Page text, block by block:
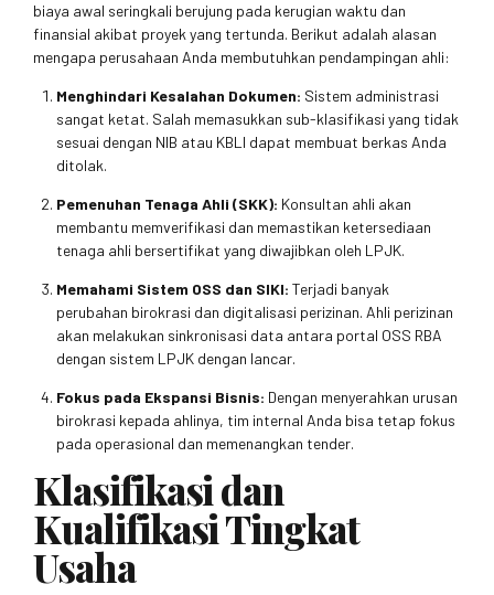
biaya awal seringkali berujung pada kerugian waktu dan
finansial akibat proyek yang tertunda. Berikut adalah alasan
mengapa perusahaan Anda membutuhkan pendampingan ahli:
Menghindari Kesalahan Dokumen: Sistem administrasi
sangat ketat. Salah memasukkan sub-klasifikasi yang tidak
sesuai dengan NIB atau KBLI dapat membuat berkas Anda
ditolak.
Pemenuhan Tenaga Ahli (SKK): Konsultan ahli akan
membantu memverifikasi dan memastikan ketersediaan
tenaga ahli bersertifikat yang diwajibkan oleh LPJK.
Memahami Sistem OSS dan SIKI: Terjadi banyak
perubahan birokrasi dan digitalisasi perizinan. Ahli perizinan
akan melakukan sinkronisasi data antara portal OSS RBA
dengan sistem LPJK dengan lancar.
Fokus pada Ekspansi Bisnis: Dengan menyerahkan urusan
birokrasi kepada ahlinya, tim internal Anda bisa tetap fokus
pada operasional dan memenangkan tender.
Klasifikasi dan
Kualifikasi Tingkat
Usaha